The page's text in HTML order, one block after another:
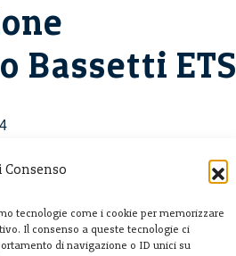
Consenso
tecnologie come i cookie per memorizzare
Il consenso a queste tecnologie ci
di navigazione o ID unici su
Bassetti ETS